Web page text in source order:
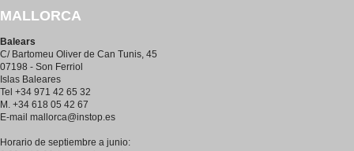
MALLORCA
Balears
C/ Bartomeu Oliver de Can Tunis, 45
07198 - Son Ferriol
Islas Baleares
Tel +34 971 42 65 32
M. +34 618 05 42 67
E-mail mallorca@instop.es
Horario de septiembre a junio: